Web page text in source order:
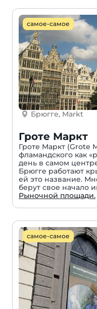
самое-самое
Брюгге, Markt
Гроте Маркт
Гроте Маркт (Grote
фламандского как
день в самом
Брюгге работают
ей это название.
берут свое начало
Рыночной площади.
самое-самое